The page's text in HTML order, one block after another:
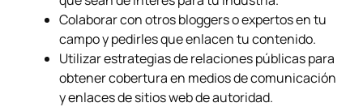
Colaborar con otros bloggers o expertos en tu
campo y pedirles que enlacen tu contenido.
Utilizar estrategias de relaciones públicas para
obtener cobertura en medios de comunicación
y enlaces de sitios web de autoridad.